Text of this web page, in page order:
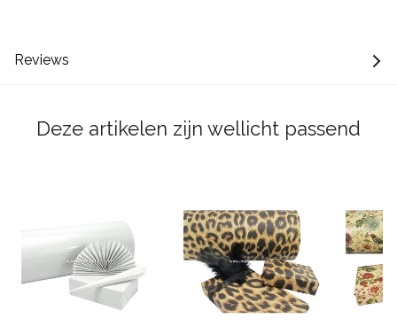
Reviews
Deze artikelen zijn wellicht passend